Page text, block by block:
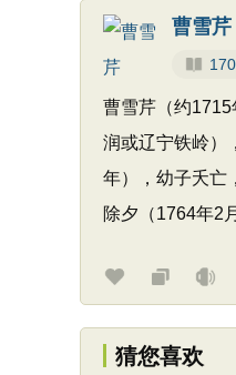
曹雪芹
曹雪芹（约
润或辽宁铁岭）
年），幼子夭亡
除夕（1764年2
猜您喜欢